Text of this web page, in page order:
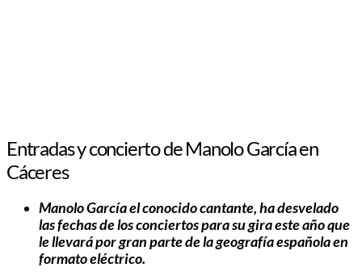
Entradas y concierto de Manolo García en
Cáceres
Manolo García el conocido cantante, ha desvelado
las fechas de los conciertos para su gira este año que
le llevará por gran parte de la geografía española en
formato eléctrico.